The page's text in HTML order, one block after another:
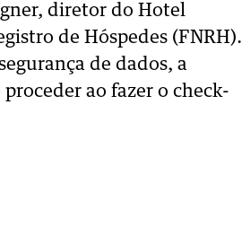
diretor do Hotel
de Hóspedes (FNRH).
de dados, a
ao fazer o check-